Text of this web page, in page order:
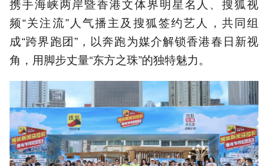
频“关注流”人气播主及搜狐签约艺人，共同组
成“跨界跑团”，以奔跑为媒介解锁香港春日新视
角，用脚步丈量“东方之珠”的独特魅力。